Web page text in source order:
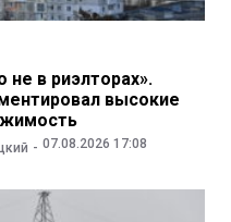
не в риэлторах».
высокие
07.08.2026 17:08